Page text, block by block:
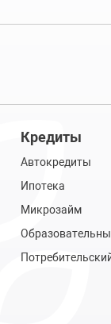
Кредиты
Автокредиты
Ипотека
Микрозайм